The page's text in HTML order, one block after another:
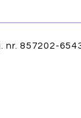
857202-